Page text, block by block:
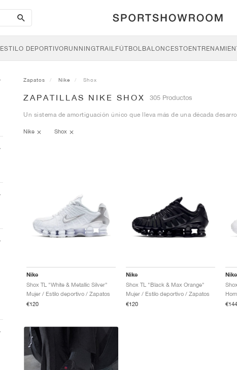
search-
btn
ESTILO DEPORTIVORUNNINGTRAILFÚTBOLBALONCESTO
Zapatos Nike Shox
ZAPATILLAS NIKE SHOX 305 Productos
Un sistema de amortiguación único que lleva más de una década
Nike Shox
Nike
Shox TL "White & Metallic Silver"
Mujer / Estilo deportivo / Zapatos
€120
Nike
Shox TL "Black & Max Orange"
Mujer / Estilo deportivo / Zapatos
€120
Nike